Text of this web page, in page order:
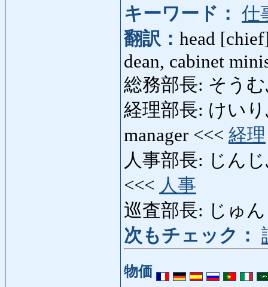
キーワード： 仕
翻訳： head
dean, cabinet
総務部長: そうむ
経理部長: けい
manager <<< 経理
人事部長: じん
<<< 人事
巡査部長: じゅ
次もチェック：
物価